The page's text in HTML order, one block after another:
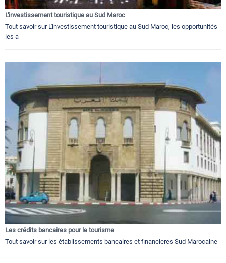
L'investissement touristique au Sud Maroc
Tout savoir sur L'investissement touristique au Sud Maroc, les opportunités
les a
Les crédits bancaires pour le tourisme
Tout savoir sur les établissements bancaires et financieres Sud Marocaine